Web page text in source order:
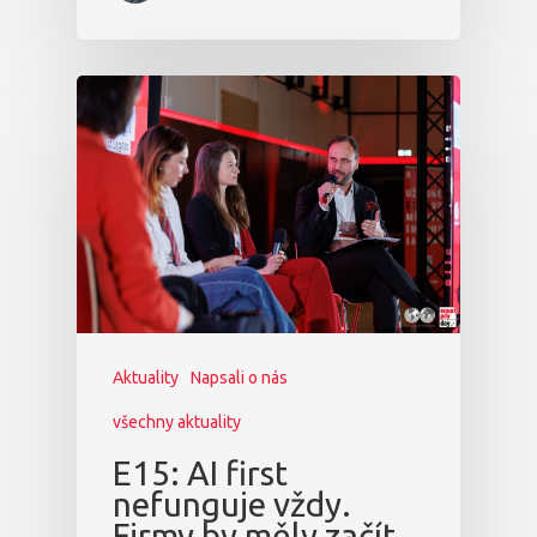
Aktuality Napsali o nás
všechny aktuality
E15: AI first
nefunguje vždy.